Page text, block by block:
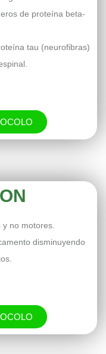
de proteína beta-
tau (neurofibras)
no motores.
disminuyendo